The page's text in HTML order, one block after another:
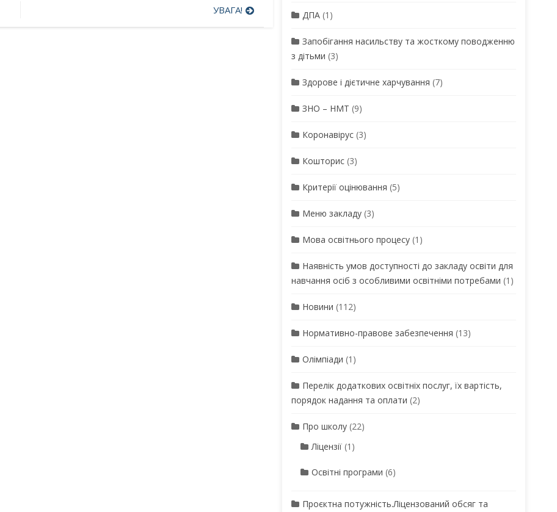
УВАГА! ДПА(1)
Запобігання насильству та жосткому поводженню
з дітьми (3)
Здорове і дієтичне харчування (7)
ЗНО – НМТ (9)
Коронавірус(3)
Кошторис(3)
Критерії оцінювання (5)
Меню закладу(3)
Мова освітнього процесу(1)
Наявність умов доступності до закладу освіти для
навчання осіб з особливими освітніми потребами (1)
Новини (112)
Нормативно-правове забезпечення (13)
Олімпіади (1)
Перелік додаткових освітніх послуг, їх вартість,
порядок надання та оплати (2)
Про школу(22)
Ліцензії(1)
Освітні програми (6)
Проєктна потужність.Ліцензований обсяг та